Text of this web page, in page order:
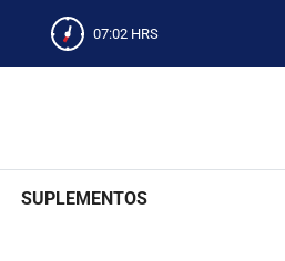
07:02 HRS
SUPLEMENTOS